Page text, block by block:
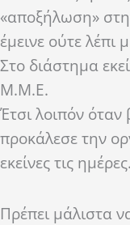
«αποξήλωση»
έμεινε ούτε λέπι
Στο διάστημα
Μ.Μ.Ε.
Έτσι λοιπόν
προκάλεσε την
εκείνες τις ημέρες.
Πρέπει μάλιστα